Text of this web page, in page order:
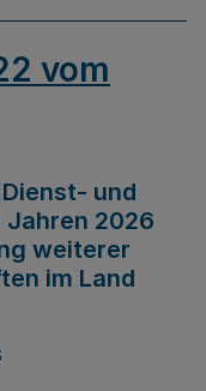
vom
und
2026
weiterer
im Land